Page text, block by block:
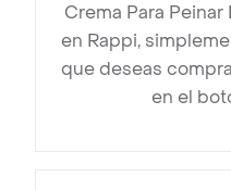
Crema Para
en Rappi,
que deseas
en el